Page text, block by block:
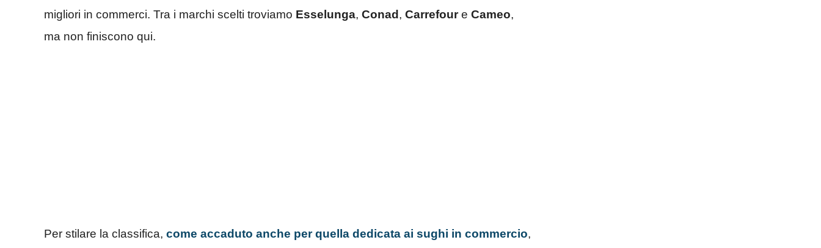
migliori in commerci. Tra i marchi scelti troviamo Esselunga, Conad , Carrefoure Cameo,
ma non finiscono qui.
Per stilare la classifica, come accaduto anche per quella dedicata ai sughi in commercio,